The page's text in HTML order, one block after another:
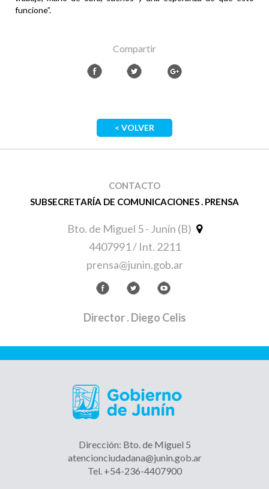
funcione”.
Compartir
< VOLVER
CONTACTO
SUBSECRETARÍA DE COMUNICACIONES . PRENSA
Bto. de Miguel 5 - Junín (B)
4407991 / Int. 2211
prensa@junin.gob.ar
Director. Diego Celis
Dirección: Bto. de Miguel 5
atencionciudadana@junin.gob.ar
Tel. +54-236-4407900